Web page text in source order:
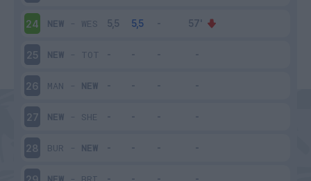
24 NEW - WES
25 NEW - TOT
26 MAN - NEW
27 NEW - SHE
28 BUR - NEW